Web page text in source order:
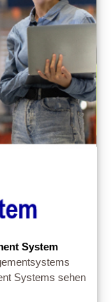
System
Systems sehen